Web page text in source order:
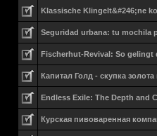
Klassische Klingelt&#246;ne
Seguridad urbana: tu mochila
Fischerhut-Revival: So gelingt
Капитал Голд - скупка
Endless Exile: The Depth and
Курская пивоваренная